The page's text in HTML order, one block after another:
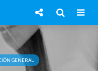
GENERAL